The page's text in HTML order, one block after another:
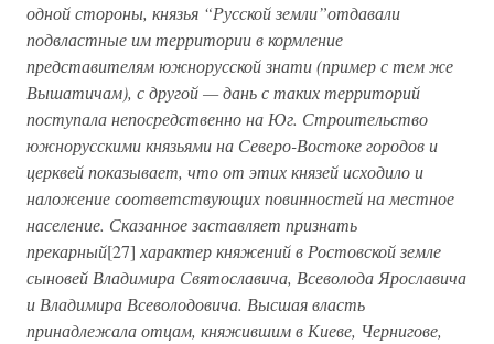
одной стороны, князья “Русской земли”отдавали
подвластные им территории в кормление
представителям южнорусской знати (пример с тем же
Вышатичам), с другой — дань с таких территорий
поступала непосредственно на Юг. Строительство
южнорусскими князьями на Северо-Востоке городов и
церквей показывает, что от этих князей исходило и
наложение соответствующих повинностей на местное
население. Сказанное заставляет признать
прекарный[27] характер княжений в Ростовской земле
сыновей Владимира Святославича, Всеволода Ярославича
и Владимира Всеволодовича. Высшая власть
принадлежала отцам, княжившим в Киеве, Чернигове,